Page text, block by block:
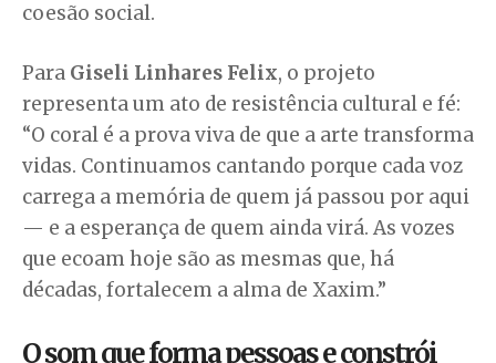
coesão social.
Para Giseli Linhares Felix, o projeto
representa um ato de resistência cultural e fé:
“O coral é a prova viva de que a arte transforma
vidas. Continuamos cantando porque cada voz
carrega a memória de quem já passou por aqui
— e a esperança de quem ainda virá. As vozes
que ecoam hoje são as mesmas que, há
décadas, fortalecem a alma de Xaxim.”
O som que forma pessoas e constrói